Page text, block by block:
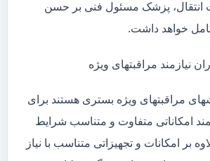
انتقال، پزشک مسئول فنی بر حسن
خواهد داشت.
نیازمند مراقبتهای ویژه
مراقبتهای ویژه بستری هستند برای
امکاناتی متفاوت و متناسب شرایط
بر امکانات و تجهیزاتی متناسب با نیاز